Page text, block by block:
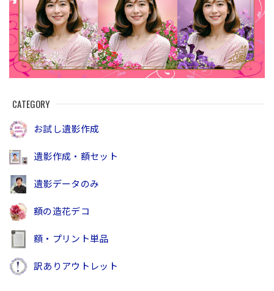
CATEGORY
お試し遺影作成
遺影作成・額セット
遺影データのみ
額の造花デコ
額・プリント単品
訳ありアウトレット